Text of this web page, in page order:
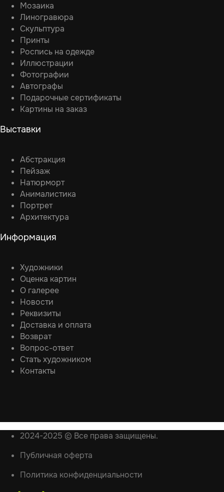
Мозаика
Линогравюра
Скульптура
Принты
Роспись на одежде
Иллюстрации
Фотографии
Автографы
Подарочные сертификаты
Картины на заказ
Выставки
Абстракция
Пейзаж
Натюрморт
Анималистика
Портрет
Архитектура
Информация
Художники
Оценка картин
О галерее
Новости
Реквизиты
Доставка и оплата
Возврат
Вопрос-ответ
Стать художником
Контакты
2024-2025 © Все права защищены.
Публичная оферта
Политика конфиденциальности